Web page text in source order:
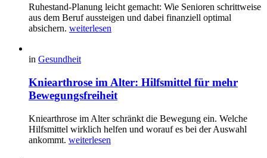
Ruhestand-Planung leicht gemacht: Wie Senioren schrittweise
aus dem Beruf aussteigen und dabei finanziell optimal
absichern. weiterlesen
in Gesundheit
Kniearthrose im Alter: Hilfsmittel für mehr
Bewegungsfreiheit
Kniearthrose im Alter schränkt die Bewegung ein. Welche
Hilfsmittel wirklich helfen und worauf es bei der Auswahl
ankommt. weiterlesen